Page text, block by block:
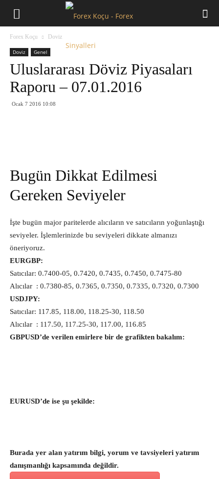
Forex Koçu Doviz
Doviz Genel
Uluslararası Döviz Piyasaları
Raporu – 07.01.2016
Ocak 7 2016 10:08
Bugün Dikkat Edilmesi
Gereken Seviyeler
İşte bugün major paritelerde alıcıların ve satıcıların yoğunlaştığı
seviyeler. İşlemlerinizde bu seviyeleri dikkate almanızı
öneriyoruz.
EURGBP:
Satıcılar: 0.7400-05, 0.7420, 0.7435, 0.7450, 0.7475-80
Alıcılar : 0.7380-85, 0.7365, 0.7350, 0.7335, 0.7320, 0.7300
USDJPY:
Satıcılar: 117.85, 118.00, 118.25-30, 118.50
Alıcılar : 117.50, 117.25-30, 117.00, 116.85
GBPUSD’de verilen emirlere bir de grafikten bakalım:
EURUSD’de ise şu şekilde:
Burada yer alan yatırım bilgi, yorum ve tavsiyeleri yatırım
danışmanlığı kapsamında değildir.